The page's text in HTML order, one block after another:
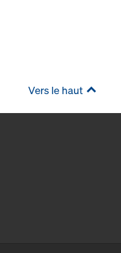
Vers le haut